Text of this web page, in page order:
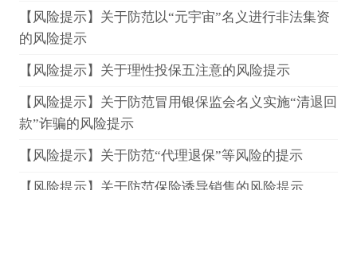
【风险提示】关于防范以“元宇宙”名义进行非法集资
的风险提示
【风险提示】关于理性投保五注意的风险提示
【风险提示】关于防范冒用银保监会名义实施“清退回
款”诈骗的风险提示
【风险提示】关于防范“代理退保”等风险的提示
【风险提示】关于防范保险诱导销售的风险提示